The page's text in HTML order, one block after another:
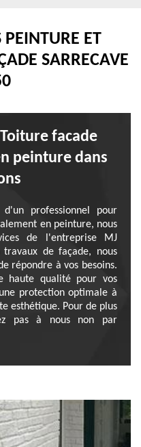
PEINTURE ET
SARRECAVE
facade
peinture dans
professionnel pour
en peinture, nous
de l'entreprise MJ
travaux de façade, nous
répondre à vos besoins.
haute qualité pour vos
protection optimale à
esthétique. Pour de plus
pas à nous non par